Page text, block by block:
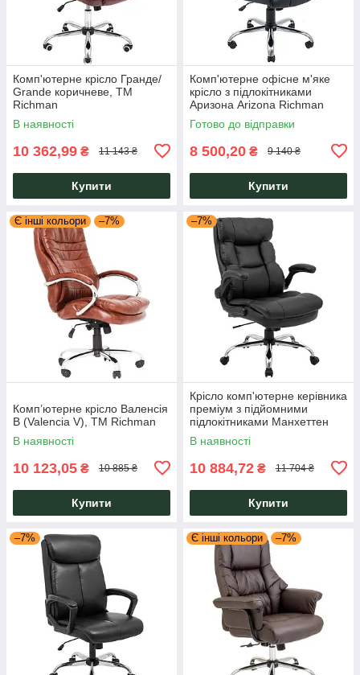
Комп'ютерне крісло Гранде/
Grande коричневе, ТМ
Richman
В наявності
10 362,99 ₴ 11 143 ₴
Купити
Комп'ютерне офісне м'яке
крісло з підлокітниками
Аризона Arizona Richman
Готово до відправки
8 500,20 ₴ 9 140 ₴
Купити
Є інші кольори –7%
Комп’ютерне крісло Валенсія
В (Valencia V), ТМ Richman
В наявності
10 123,05 ₴ 10 885 ₴
Купити
–7%
Крісло комп'ютерне керівника
преміум з підйомними
підлокітниками Манхеттен
Manhattan шкірозамінником
чорний Richman
В наявності
10 884,72 ₴ 11 704 ₴
Купити
–7% Є інші кольори –7%